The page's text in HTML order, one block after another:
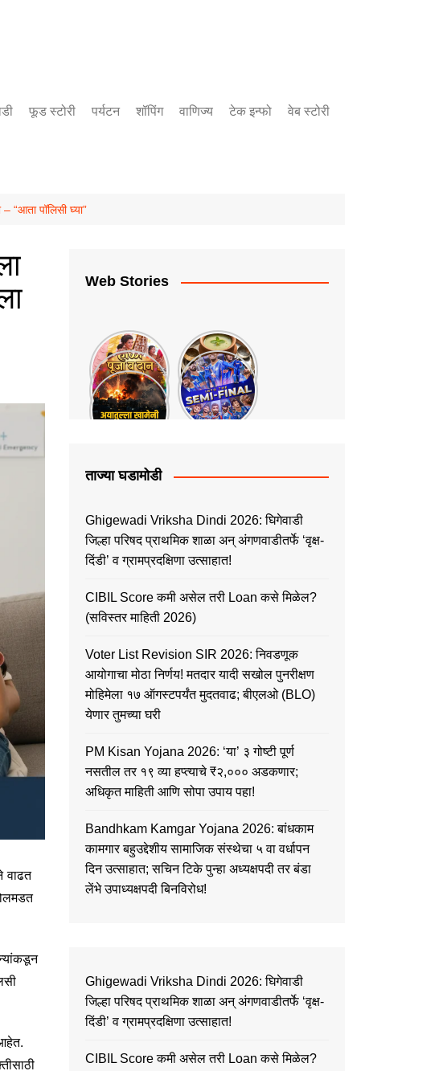
फूड स्टोरी पर्यटन शॉपिंग वाणिज्य टेक इन्फो वेब स्टोरी
“आता पॉलिसी घ्या”
वाढत
Web Stories
ताज्या घडामोडी
Ghigewadi Vriksha Dindi 2026: घिगेवाडी
जिल्हा परिषद प्राथमिक शाळा अन् अंगणवाडीतर्फे ‘वृक्ष-
दिंडी’ व ग्रामप्रदक्षिणा उत्साहात!
CIBIL Score कमी असेल तरी Loan कसे मिळेल?
(सविस्तर माहिती 2026)
Voter List Revision SIR 2026: निवडणूक
आयोगाचा मोठा निर्णय! मतदार यादी सखोल पुनरीक्षण
मोहिमेला १७ ऑगस्टपर्यंत मुदतवाढ; बीएलओ (BLO)
येणार तुमच्या घरी
PM Kisan Yojana 2026: ‘या’ ३ गोष्टी पूर्ण
नसतील तर १९ व्या हप्त्याचे ₹२,००० अडकणार;
अधिकृत माहिती आणि सोपा उपाय पहा!
Bandhkam Kamgar Yojana 2026: बांधकाम
कामगार बहुउद्देशीय सामाजिक संस्थेचा ५ वा वर्धापन
दिन उत्साहात; सचिन टिके पुन्हा अध्यक्षपदी तर बंडा
लेंभे उपाध्यक्षपदी बिनविरोध!
Ghigewadi Vriksha Dindi 2026: घिगेवाडी
जिल्हा परिषद प्राथमिक शाळा अन् अंगणवाडीतर्फे ‘वृक्ष-
दिंडी’ व ग्रामप्रदक्षिणा उत्साहात!
CIBIL Score कमी असेल तरी Loan कसे मिळेल?